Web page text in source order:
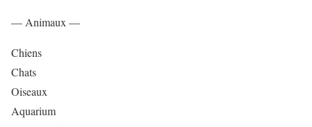
— Animaux —
Chiens
Chats
Oiseaux
Aquarium